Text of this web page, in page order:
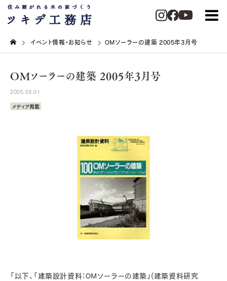
イベント情報・お知らせ OMソーラーの建築 2005年3月号
OMソーラーの建築 2005年3月号
2005.03.01
メディア掲載
「以下、「建築設計資料：ＯＭソーラーの建築」(建築資料研究